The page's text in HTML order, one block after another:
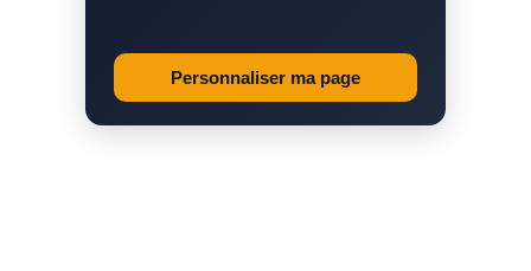
Personnaliser ma page